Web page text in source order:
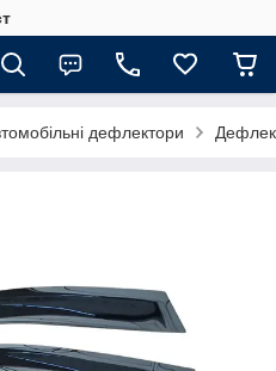
дефлектори